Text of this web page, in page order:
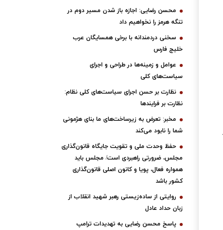
محسن رضایی: اجازه باز شدن مسیر دوم در
تنگه هرمز را نخواهیم داد
سخنی دردمندانه با برخی همسایگان عرب
خلیج فارس
عوامل و زمینه‌ها در طراحی و اجرای
سیاست‌های کلی
نظارت بر حسن اجرای سیاست‌های کلی نظام:
نظارت بر فرایندها
مخبر: تعرض به زیرساخت‌های ما بنای هژمونی
شما را نابود می‌کند
حفظ وحدت ملی و تقویت جایگاه قانون‌گذاری
مجلس، ضرورتی راهبردی است/ مجلس باید
همواره فعال، پویا و کانون اصلی قانون‌گذاری
کشور باشد
روایتی از ساده‌زیستی رهبر شهید انقلاب از
زبان حداد عادل
پاسخ محسن رضایی به تهدیدات ترامپ